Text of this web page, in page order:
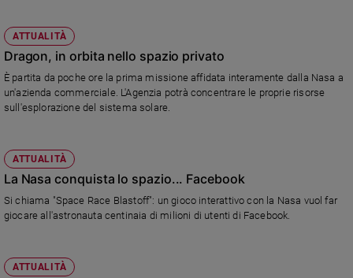
ATTUALITÀ
Dragon, in orbita nello spazio privato
È partita da poche ore la prima missione affidata interamente dalla Nasa a
un'azienda commerciale. L'Agenzia potrà concentrare le proprie risorse
sull'esplorazione del sistema solare.
ATTUALITÀ
La Nasa conquista lo spazio... Facebook
Si chiama "Space Race Blastoff": un gioco interattivo con la Nasa vuol far
giocare all'astronauta centinaia di milioni di utenti di Facebook.
ATTUALITÀ